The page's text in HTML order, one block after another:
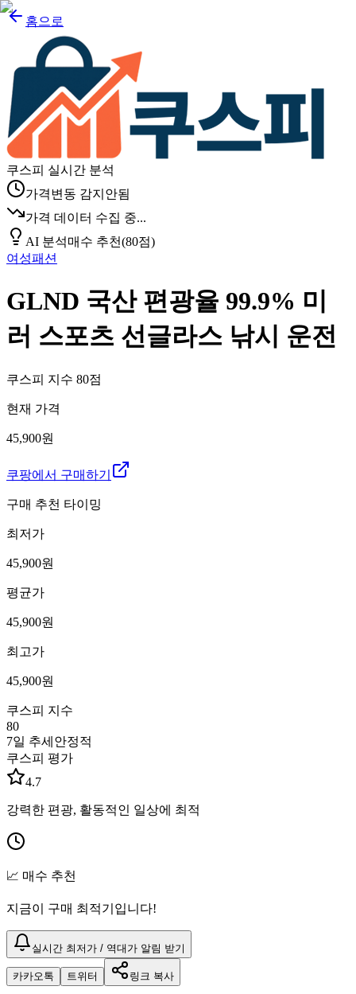
홈으로
쿠스피 실시간 분석
가격변동 감지안됨
가격 데이터 수집 중...
AI 분석매수 추천(80점)
여성패션
GLND 국산 편광율 99.9% 미
러 스포츠 선글라스 낚시 운전
쿠스피 지수 80점
현재 가격
45,900원
쿠팡에서 구매하기
구매 추천 타이밍
최저가
45,900원
평균가
45,900원
최고가
45,900원
쿠스피 지수
80
7일 추세 안정적
쿠스피 평가
4.7
강력한 편광, 활동적인 일상에 최적
📈 매수 추천
지금이 구매 최적기입니다!
실시간 최저가 / 역대가 알림 받기
카카오톡 트위터 링크 복사